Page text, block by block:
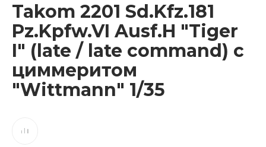
Takom 2201 Sd.Kfz.181
Pz.Kpfw.VI Ausf.H "Tiger
I" (late / late command) с
циммеритом
"Wittmann" 1/35